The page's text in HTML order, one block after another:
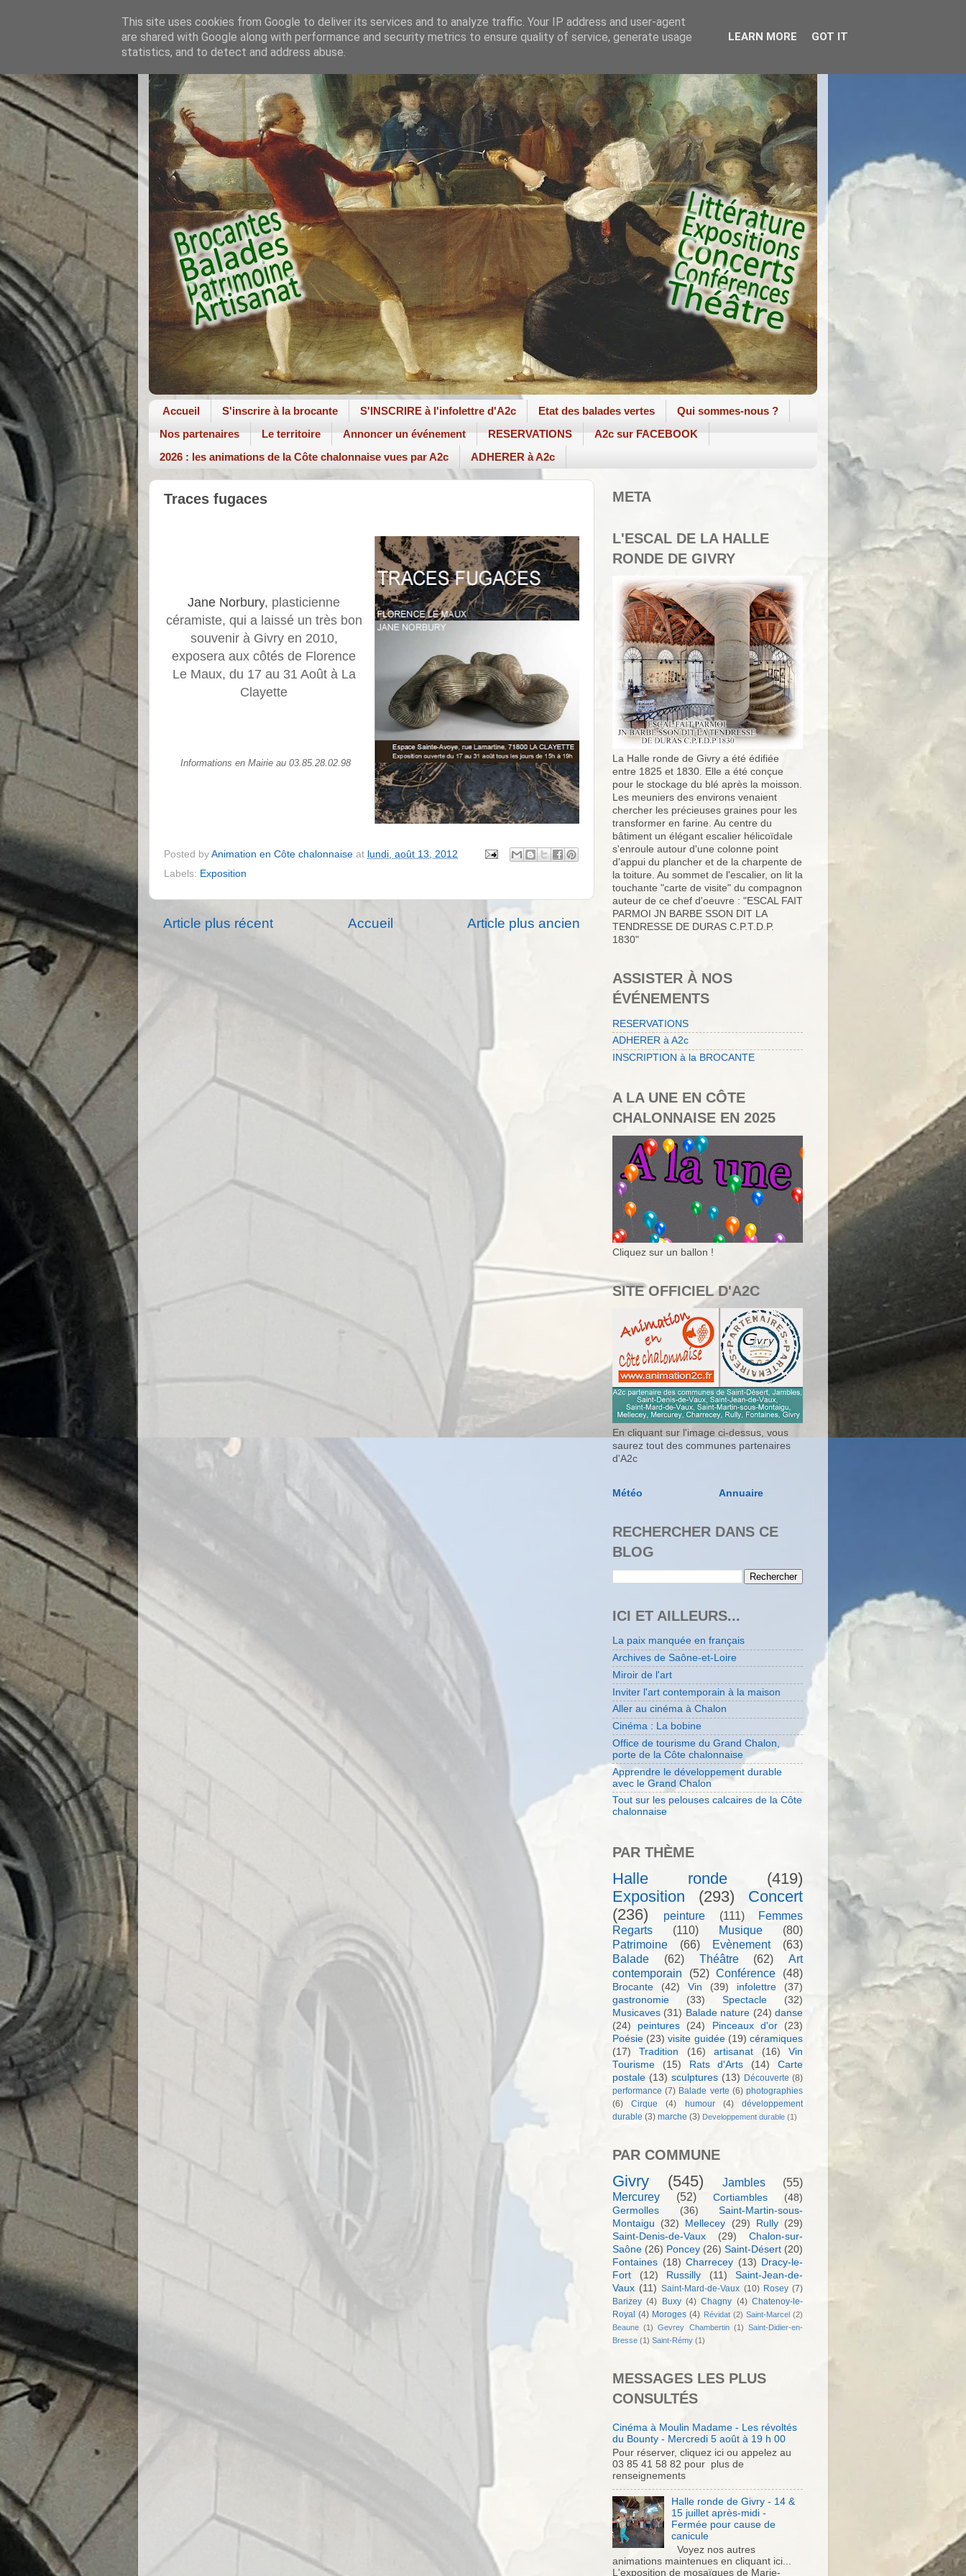
Accueil S'inscrire à la brocante S'INSCRIRE à l'infolettre d'A2c Etat des balades vertes
Qui sommes-nous ?
Nos partenaires
Le territoire Annoncer un événement RESERVATIONS
A2c sur FACEBOOK
2026 : les animations de la Côte chalonnaise vues par A2c
ADHERER à A2c
Traces fugaces
Jane Norbury, plasticienne
céramiste, qui a laissé un très bon
souvenir à Givry en 2010,
exposera aux côtés de Florence
Le Maux, du 17 au 31 Août à La
Clayette
Informations en Mairie au 03.85.28.02.98
Posted by Animation en Côte chalonnaise at lundi, août 13, 2012
Labels: Exposition
Article plus récent Article plus ancien
Accueil
META
L'ESCAL DE LA HALLE
RONDE DE GIVRY
La Halle ronde de Givry a été édifiée
entre 1825 et 1830. Elle a été conçue
pour le stockage du blé après la moisson.
Les meuniers des environs venaient
chercher les précieuses graines pour les
transformer en farine. Au centre du
bâtiment un élégant escalier hélicoïdale
s'enroule autour d'une colonne point
d'appui du plancher et de la charpente de
la toiture. Au sommet de l'escalier, on lit la
touchante "carte de visite" du compagnon
auteur de ce chef d'oeuvre : "ESCAL FAIT
PARMOI JN BARBE SSON DIT LA
TENDRESSE DE DURAS C.P.T.D.P.
1830"
ASSISTER À NOS
ÉVÉNEMENTS
RESERVATIONS
ADHERER à A2c
INSCRIPTION à la BROCANTE
A LA UNE EN CÔTE
CHALONNAISE EN 2025
Cliquez sur un ballon !
SITE OFFICIEL D'A2C
En cliquant sur l'image ci-dessus, vous
saurez tout des communes partenaires
d'A2c
Météo Annuaire
RECHERCHER DANS CE
BLOG
ICI ET AILLEURS...
La paix manquée en français
Archives de Saône-et-Loire
Miroir de l'art
Inviter l'art contemporain à la maison
Aller au cinéma à Chalon
Cinéma : La bobine
Office de tourisme du Grand Chalon,
porte de la Côte chalonnaise
Apprendre le développement durable
avec le Grand Chalon
Tout sur les pelouses calcaires de la Côte
chalonnaise
PAR THÈME
Halle ronde
(419)
Exposition
(293)
Concert
(236)
peinture (111)
Femmes
Regarts
(110) Musique
(80)
Patrimoine
(66) Evènement
(63)
Balade
(62) Théâtre (62)
Art
contemporain
(52) Conférence (48)
Brocante (42) Vin (39) infolettre
(37)
gastronomie
(33) Spectacle
(32)
Musicaves (31) Balade nature (24) danse
(24)
peintures (24) Pinceaux d'or
(23)
Poésie (23) visite guidée (19) céramiques
(17)
Tradition (16) artisanat (16)
Vin
Tourisme
(15) Rats d'Arts (14)
Carte
postale (13) sculptures (13) Découverte (8)
performance (7) Balade verte (6) photographies
(6)
Cirque (4) humour (4)
développement
durable (3) marche (3) Developpement durable (1)
PAR COMMUNE
Givry (545) Jambles
(55)
Mercurey
(52) Cortiambles
(48)
Germolles
(36)
Saint-Martin-sous-
Montaigu
(32) Mellecey (29) Rully
(29)
Saint-Denis-de-Vaux
(29)
Chalon-sur-
Saône (26) Poncey (26) Saint-Désert (20)
Fontaines (18) Charrecey (13) Dracy-le-
Fort
(12) Russilly (11)
Saint-Jean-de-
Vaux (11) Saint-Mard-de-Vaux (10) Rosey (7)
Barizey (4) Buxy (4) Chagny (4) Chatenoy-le-
Royal (4) Moroges (4) Révidat (2) Saint-Marcel (2)
Beaune (1) Gevrey Chambertin (1) Saint-Didier-en-
Bresse (1) Saint-Rémy (1)
MESSAGES LES PLUS
CONSULTÉS
Cinéma à Moulin Madame - Les révoltés
du Bounty - Mercredi 5 août à 19 h 00
Pour réserver, cliquez ici ou appelez au
03 85 41 58 82 pour plus de
renseignements
Halle ronde de Givry - 14 &
15 juillet après-midi -
Fermée pour cause de
canicule
Voyez nos autres
animations maintenues en cliquant ici...
L'exposition de mosaïques de Marie-
This site uses cookies from Google to deliver its services and to analyze traffic. Your IP address and user-agent
are shared with Google along with performance and security metrics to ensure quality of service, generate usage
statistics, and to detect and address abuse.
LEARN MORE GOT IT